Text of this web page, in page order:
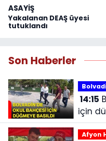
ASAYİŞ
Yakalanan DEAŞ üyesi
tutuklandı
Son Haberler
14:15
için
Afyon